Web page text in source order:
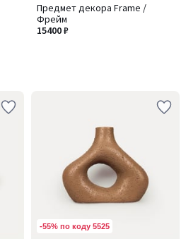
Предмет декора Frame /
Фрейм
15400 ₽
-55% по коду 5525